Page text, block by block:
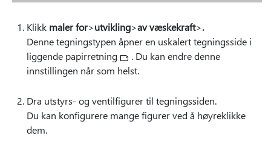
Klikk maler for>utvikling>av væskekraft>.
Denne tegningstypen åpner en uskalert tegningsside i
liggende papirretning
. Du kan endre denne
innstillingen når som helst.
Dra utstyrs- og ventilfigurer til tegningssiden.
Du kan konfigurere mange figurer ved å høyreklikke
dem.